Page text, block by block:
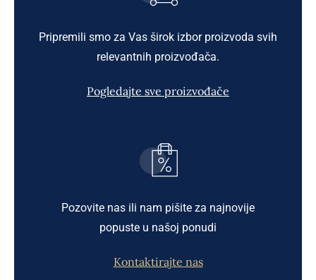
Pripremili smo za Vas širok izbor proizvoda svih
relevantnih proizvođača.
Pogledajte sve proizvođače
Pozovite nas ili nam pišite za najnovije
popuste u našoj ponudi
Kontaktirajte nas